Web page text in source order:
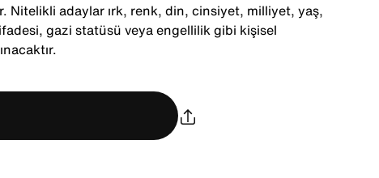
Nitelikli adaylar ırk, renk, din, cinsiyet, milliyet, yaş,
gazi statüsü veya engellilik gibi kişisel